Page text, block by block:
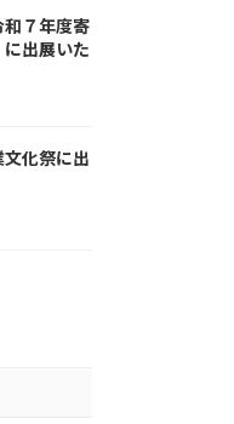
和７年度寄
出展いた
文化祭に出